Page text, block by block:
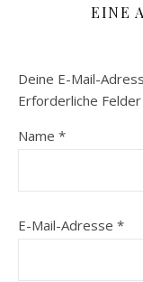
EINE
Deine E-Mail-
Erforderliche
Name *
E-Mail-Adresse *